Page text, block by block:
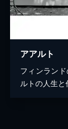
アアルト
フィンラン
ルトの人生